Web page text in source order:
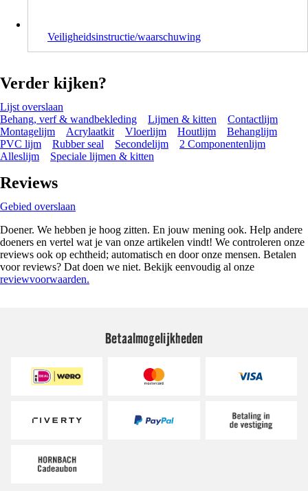
Veiligheidsinstructie/waarschuwing
Verder kijken?
Lijst overslaan
Behang, verf & wandbekleding
Lijmen & kitten
Contactlijm
Montagelijm
Acrylaatkit Vloerlijm Houtlijm
Behanglijm
PVC lijm
Rubber seal Secondelijm
2 Componentenlijm
Alleslijm
Speciale lijmen & kitten
Reviews
Gebied overslaan
Doener. We hebben je hoog zitten. En jouw mening ook. Help andere
doeners en vertel wat je van onze artikelen vindt! We controleren onze
reviews ook op echtheid; automatisch en door onze mensen. Betalen
voor reviews? Dat doen we niet. Bekijk eenvoudig al onze
reviewvoorwaarden.
Betaalmogelijkheden